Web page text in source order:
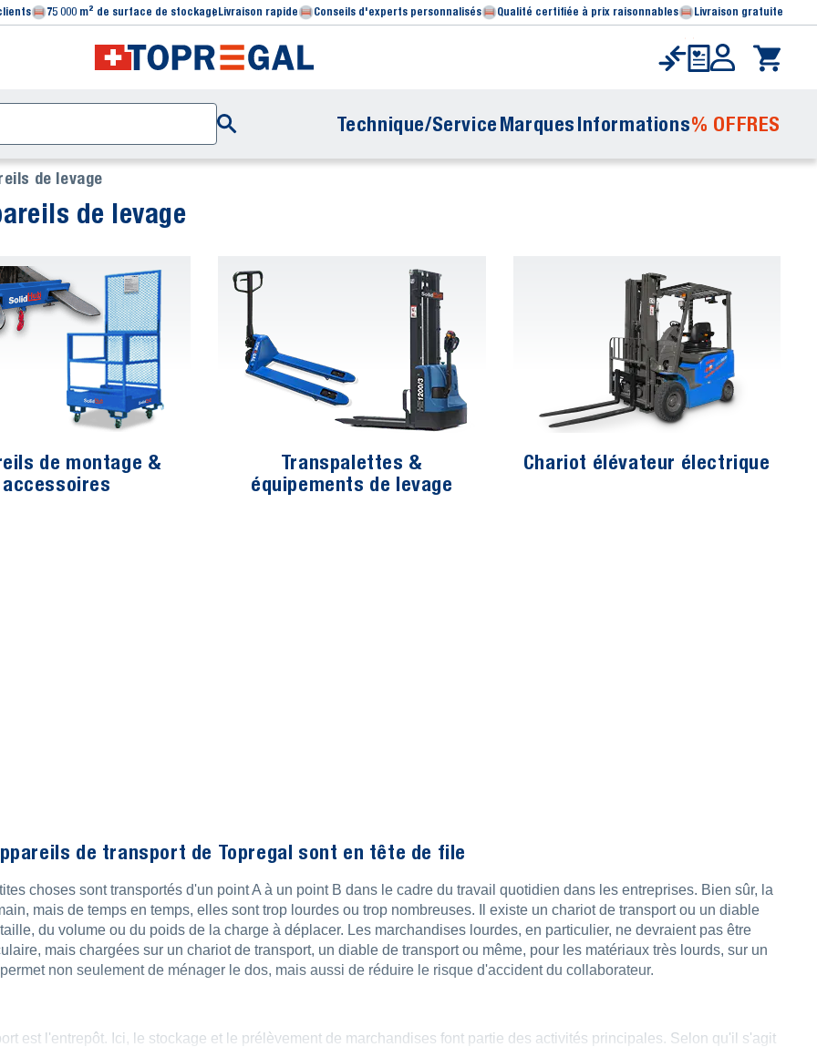
75 000 m² de surface de stockage Livraison rapide Conseils d'experts personnalisés Qualité certifiée à prix raisonnables Livraison gratuite
Technique/ServiceMarquesInformations% OFFRES
de levage
de levage
de montage &
accessoires
Transpalettes &
équipements de levage
Chariot élévateur électrique
de transport de Topregal sont en tête de file
choses sont transportés d'un point A à un point B dans le cadre du travail quotidien dans les entreprises. Bien sûr, la
mais de temps en temps, elles sont trop lourdes ou trop nombreuses. Il existe un chariot de transport ou un diable
du volume ou du poids de la charge à déplacer. Les marchandises lourdes, en particulier, ne devraient pas être
mais chargées sur un chariot de transport, un diable de transport ou même, pour les matériaux très lourds, sur un
non seulement de ménager le dos, mais aussi de réduire le risque d'accident du collaborateur.
est l'entrepôt. Ici, le stockage et le prélèvement de marchandises font partie des activités principales. Selon qu'il s'agit